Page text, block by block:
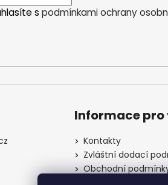
s podmínkami ochrany
Informace pro
Kontakty
Zvláštní dodací
Obchodní